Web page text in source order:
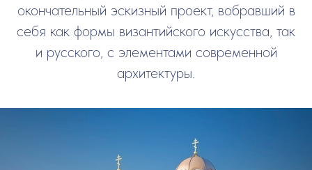
окончательный эскизный проект, вобравший в
себя как формы византийского искусства, так
и русского, с элементами современной
архитектуры.